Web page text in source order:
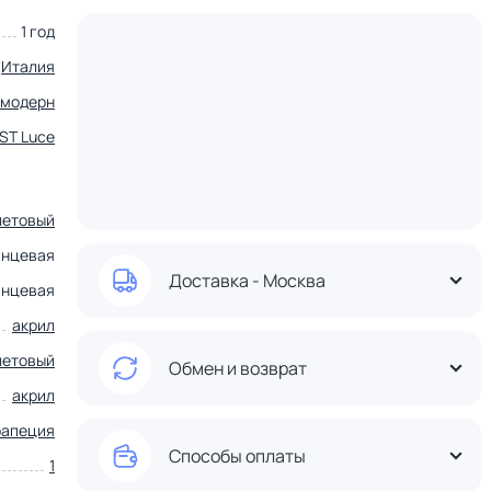
1 год
Италия
модерн
ST Luce
акрил
акрил
1
Доставка - Москва
Обмен и возврат
Способы оплаты